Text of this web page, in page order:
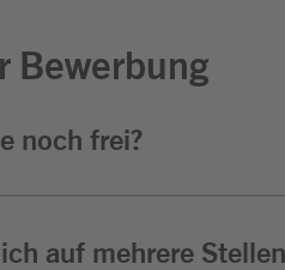
Bewerbung
noch frei?
auf mehrere